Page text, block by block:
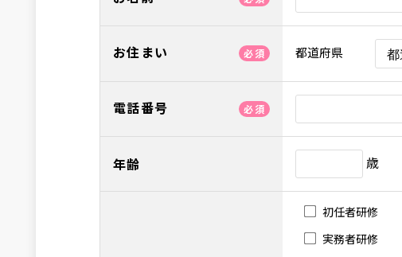
お住まい 必須 都道府県
電話番号 必須
年齢 歳
初任者研修
実務者研修